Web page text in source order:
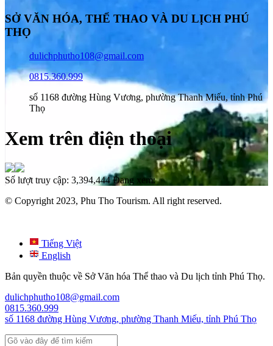
SỞ VĂN HÓA, THỂ THAO VÀ DU LỊCH PHÚ
THỌ
dulichphutho108@gmail.com
0815.360.999
số 1168 đường Hùng Vương, phường Thanh Miếu, tỉnh Phú
Thọ
Xem trên điện thoại
Số lượt truy cập: 3,394,444Đang xem:
© Copyright 2023, Phu Tho Tourism. All right reserved.
Tiếng Việt
English
Bản quyền thuộc về Sở Văn hóa Thể thao và Du lịch tỉnh Phú Thọ.
dulichphutho108@gmail.com
0815.360.999
số 1168 đường Hùng Vương, phường Thanh Miếu, tỉnh Phú Thọ